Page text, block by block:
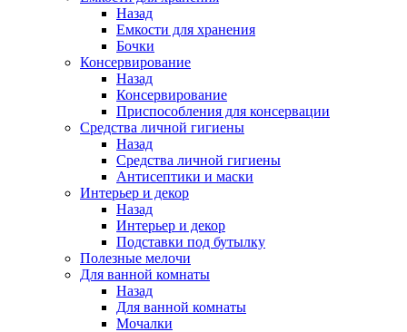
Назад
Емкости для хранения
Бочки
Консервирование
Назад
Консервирование
Приспособления для консервации
Средства личной гигиены
Назад
Средства личной гигиены
Антисептики и маски
Интерьер и декор
Назад
Интерьер и декор
Подставки под бутылку
Полезные мелочи
Для ванной комнаты
Назад
Для ванной комнаты
Мочалки